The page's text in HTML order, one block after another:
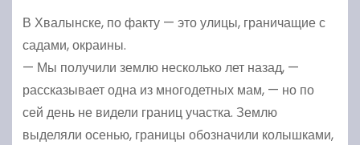
В Хвалынске, по факту — это улицы, граничащие с
садами, окраины.
— Мы получили землю несколько лет назад, —
рассказывает одна из многодетных мам, — но по
сей день не видели границ участка. Землю
выделяли осенью, границы обозначили колышками,